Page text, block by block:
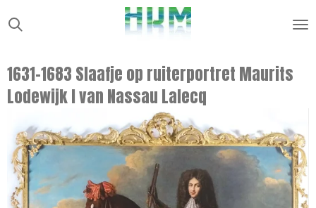
Ga
direct
de
hoofdinhoud
1631-1683 Slaafje op ruiterportret Maurits
Lodewijk I van Nassau Lalecq